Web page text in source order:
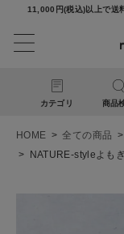
11,000円(税込)以上で送
カテゴリ 商品
HOME 全ての商品
NATURE-styleよも